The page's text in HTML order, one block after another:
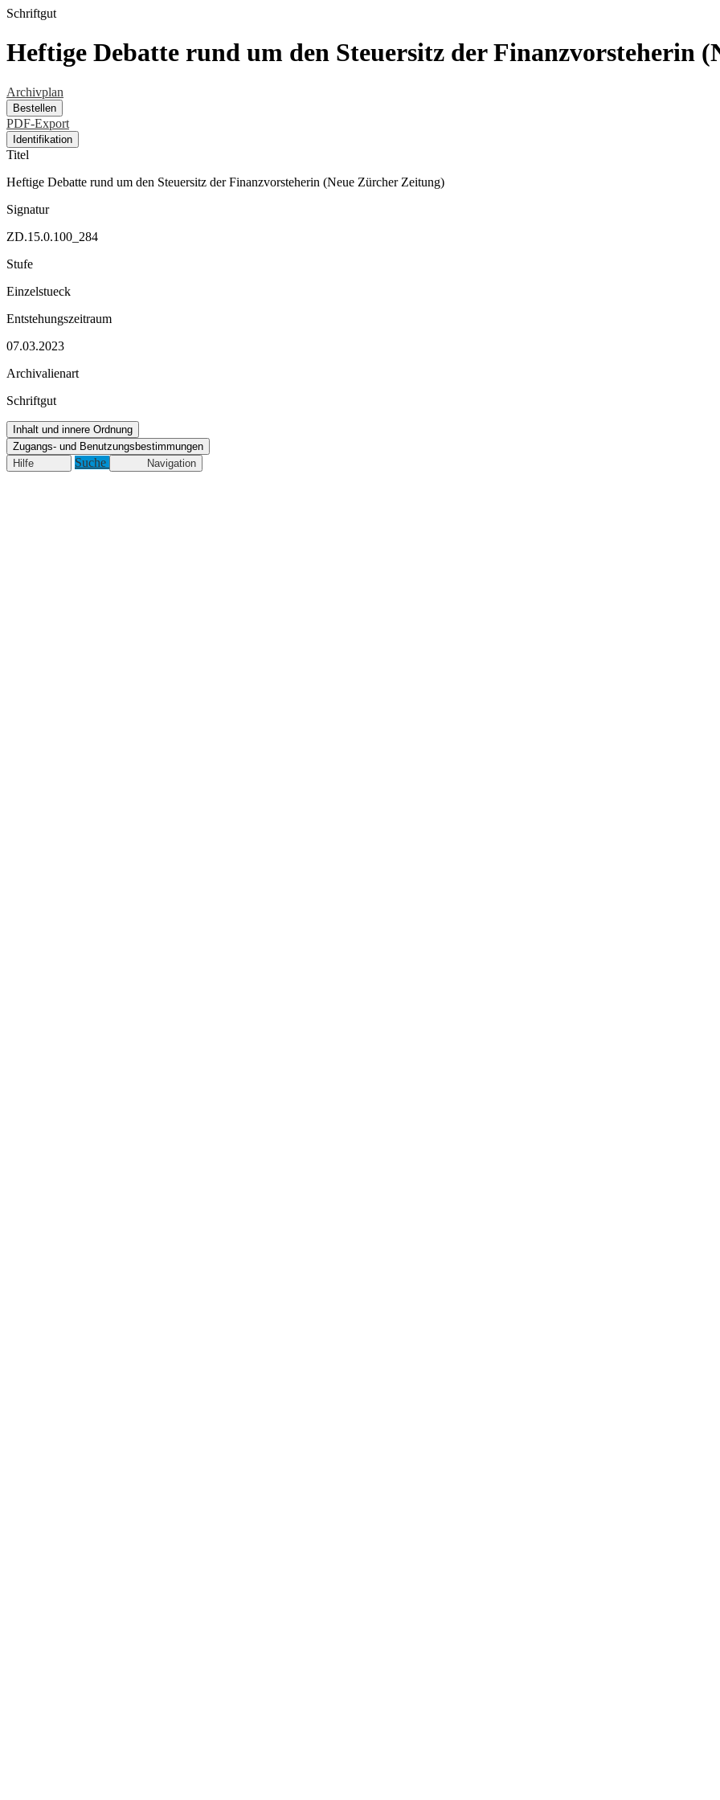
Schriftgut
Heftige Debatte rund um den Steuersitz der Finanzvorsteherin
Archivplan
Bestellen
PDF-Export
Identifikation
Titel
Heftige Debatte rund um den Steuersitz der Finanzvorsteherin (Neue Zürcher Zeitung)
Signatur
ZD.15.0.100_284
Stufe
Einzelstueck
Entstehungszeitraum
07.03.2023
Archivalienart
Schriftgut
Inhalt und innere Ordnung
Zugangs- und Benutzungsbestimmungen
Hilfe
Suche Navigation